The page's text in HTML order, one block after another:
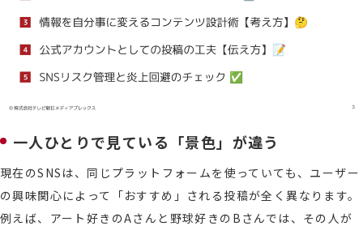
一人ひとりで見ている「景色」が違う
現在のSNSは、同じプラットフォームを使っていても、ユーザー
の興味関心によって「おすすめ」される投稿が全く異なります。
例えば、アート好きのAさんと野球好きのBさんでは、その人が